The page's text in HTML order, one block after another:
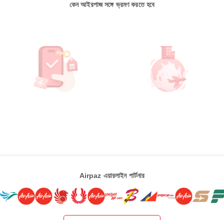
কেন আইরপাজ সঙ্গে ভ্রমণ করতে হবে
Airpaz এয়ারলাইন পার্টনার